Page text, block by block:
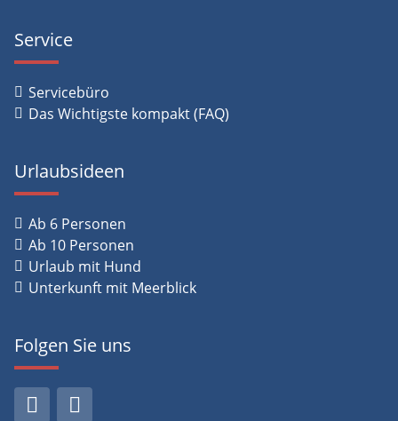
Service
Servicebüro
Das Wichtigste kompakt (FAQ)
Urlaubsideen
Ab 6 Personen
Ab 10 Personen
Urlaub mit Hund
Unterkunft mit Meerblick
Folgen Sie uns